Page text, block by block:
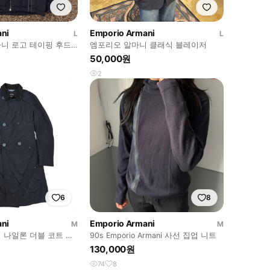
L
로고 테이핑 후드
Emporio Armani
L
엠포리오 알마니 클래식 블레이저
50,000원
2
6
M
일론 더블 코트 스
8
Emporio Armani
M
90s Emporio Armani 사선 집업 니트
130,000원
74 8